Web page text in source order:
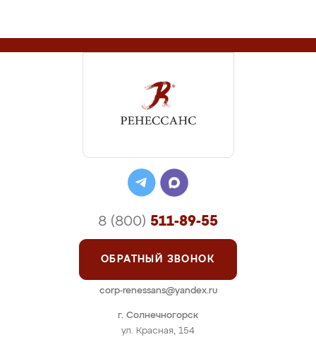
г. Солнечногорск
ул. Красная, 154
8 (800) 511-89-55
ОБРАТНЫЙ ЗВОНОК
corp-renessans@yandex.ru